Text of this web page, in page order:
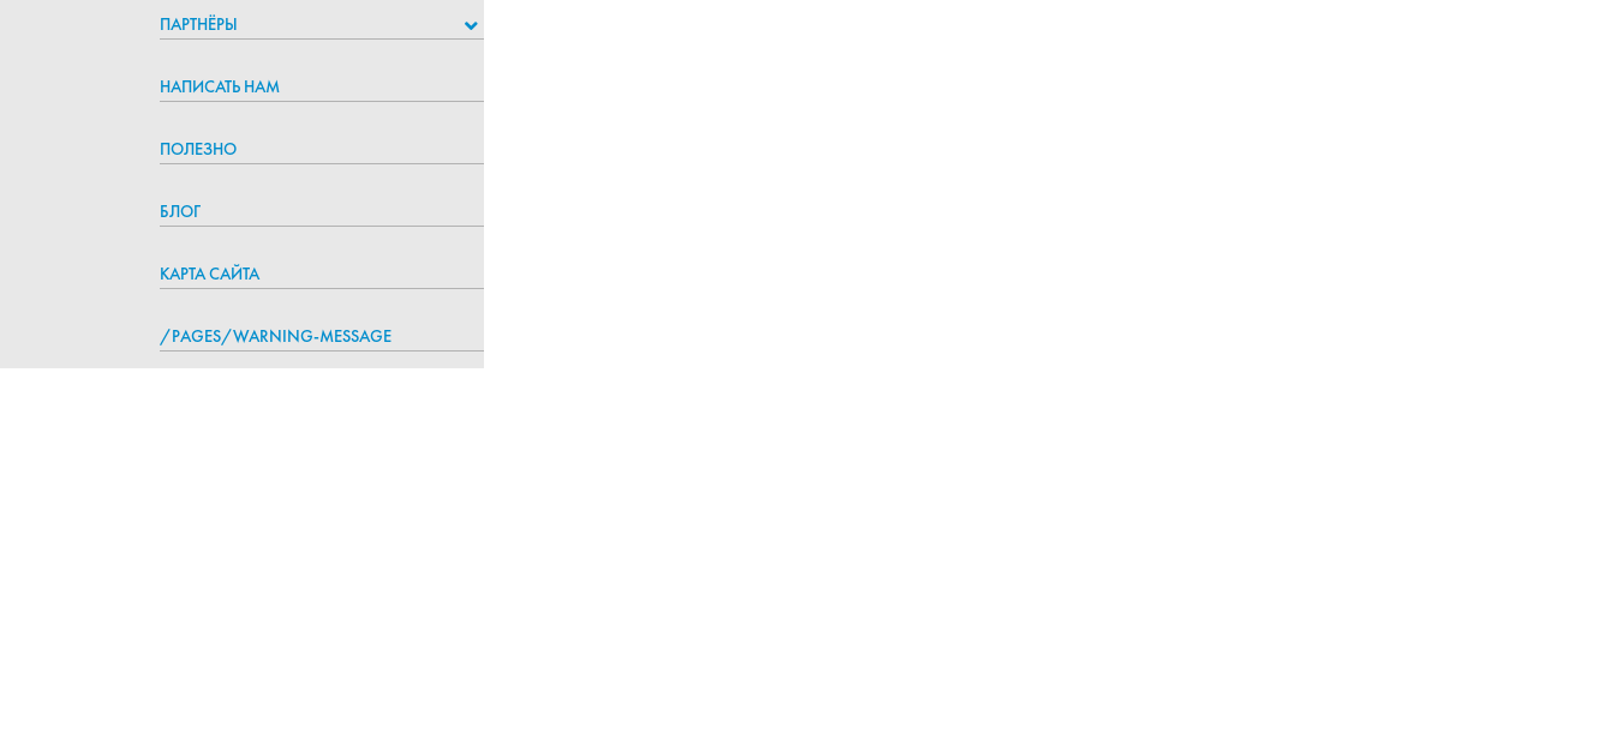
ПАРТНЁРЫ
НАПИСАТЬ НАМ
ПОЛЕЗНО
БЛОГ
КАРТА САЙТА
/PAGES/WARNING-MESSAGE